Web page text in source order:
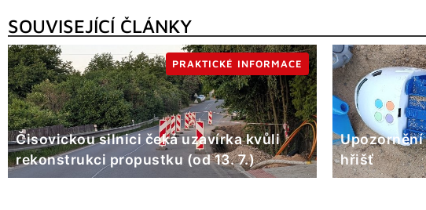
SOUVISEJÍCÍ ČLÁNKY
Čisovickou silnici čeká uzavírka kvůli
rekonstrukci propustku (od 13. 7.)
PRAKTICKÉ INFORMACE
hřišť